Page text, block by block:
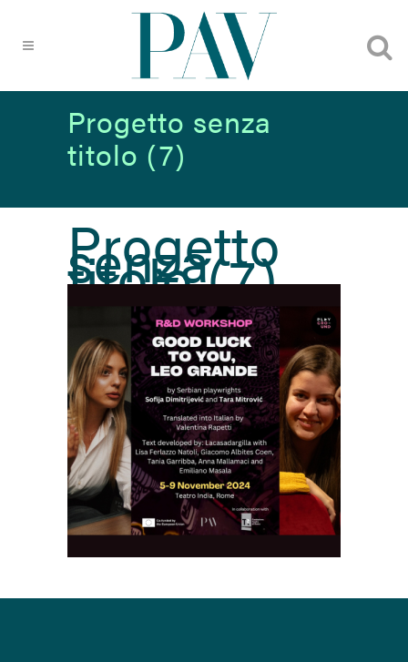
Progetto senza
titolo (7)
Progetto
senza
titolo (7)